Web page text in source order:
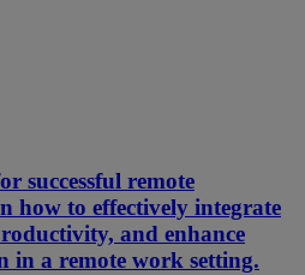
successful remote
how to effectively integrate
and enhance
in a remote work setting.